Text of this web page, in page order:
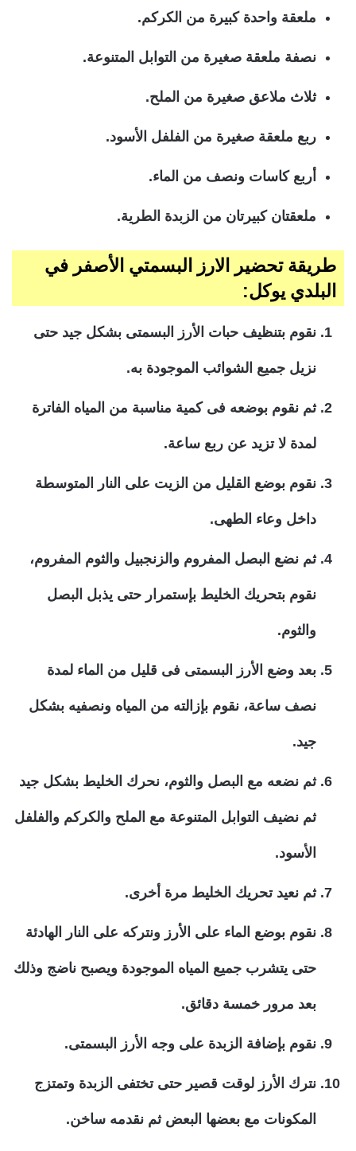
ملعقة واحدة كبيرة من الكركم.
نصفة ملعقة صغيرة من التوابل المتنوعة.
ثلاث ملاعق صغيرة من الملح.
ربع ملعقة صغيرة من الفلفل الأسود.
أربع كاسات ونصف من الماء.
ملعقتان كبيرتان من الزبدة الطرية.
طريقة تحضير الارز البسمتي الأصفر في
البلدي يوكل:
نقوم بتنظيف حبات الأرز البسمتى بشكل جيد حتى
نزيل جميع الشوائب الموجودة به.
ثم نقوم بوضعه فى كمية مناسبة من المياه الفاترة
لمدة لا تزيد عن ربع ساعة.
نقوم بوضع القليل من الزيت على النار المتوسطة
داخل وعاء الطهى.
ثم نضع البصل المفروم والزنجبيل والثوم المفروم،
نقوم بتحريك الخليط بإستمرار حتى يذبل البصل
والثوم.
بعد وضع الأرز البسمتى فى قليل من الماء لمدة
نصف ساعة، نقوم بإزالته من المياه ونصفيه بشكل
جيد.
ثم نضعه مع البصل والثوم، نحرك الخليط بشكل جيد
ثم نضيف التوابل المتنوعة مع الملح والكركم والفلفل
الأسود.
ثم نعيد تحريك الخليط مرة أخرى.
نقوم بوضع الماء على الأرز ونتركه على النار الهادئة
حتى يتشرب جميع المياه الموجودة ويصبح ناضج وذلك
بعد مرور خمسة دقائق.
نقوم بإضافة الزبدة على وجه الأرز البسمتى.
نترك الأرز لوقت قصير حتى تختفى الزبدة وتمتزج
المكونات مع بعضها البعض ثم نقدمه ساخن.